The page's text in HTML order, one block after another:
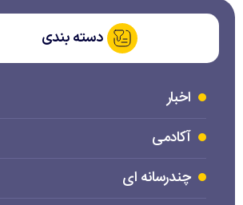
دسته بندی
اخبار
آکادمی
چندرسانه ای